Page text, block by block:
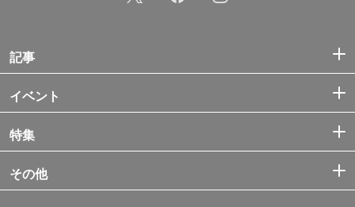
記事
イベント
特集
その他